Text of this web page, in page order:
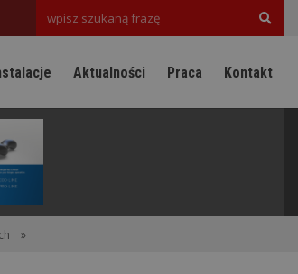
Aktualności Praca Kontakt
»